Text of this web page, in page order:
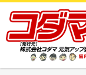
Site
Footer